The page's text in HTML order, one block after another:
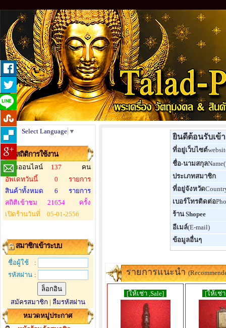
Select Language ▼
สถิติการใช้งาน
ผู้ชมออนไลน์ 137
คน
อัพเดทวันนี้
0
รายการ
สินค้าทั้งหมด
6
รายการ
สถิติเข้าชม
21654
ครั้ง
เปิดร้านวันที่
05-01-2556
สมาชิกเข้าระบบ
ชื่อผู้ใช้
:
รหัสผ่าน :
สมัครสมาชิก | ลืมรหัสผ่าน
หมวดหมู่ประกาศ
ยินดีต้อนรับเข้
ที่อยู่เว็บไซต์
ชื่อ-นามสกุล
ประเภทสมาชิก
ที่อยู่จังหวัด
เบอร์โทรติดต่อ
ร้าน Shopee
อีเมล์(E-mail)
ข้อมูลอื่นๆ
รายการแนะนำ
[ให้เช่า ,Sale] [ให้เช่า